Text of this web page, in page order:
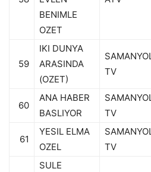
BENIMLE
OZET
59
IKI DUNYA
ARASINDA
(OZET)
TV
60
ANA HABER
BASLIYOR
TV
61
YESIL ELMA
OZEL
TV
SULE